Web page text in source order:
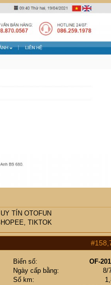
TÍN OTOFUN
TIKTOK
Biển số
OF-
Ngày cấp bằng
8/
Số km